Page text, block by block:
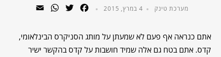
מערכת טינק 4 במרץ, 2015 Facebook
Twitter
WhatsApp
אתם כנראה אף פעם לא שמעתן על מותג הסניקרס הבינלאומי,
קדס. אתם בטח גם אלה שמיד חושבות על קדס בהקשר ישיר